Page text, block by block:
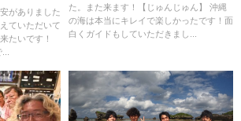
とても楽
いです！
がありました
ていただいて
来たいです！
た。また来ます！【じゅんじゅん】 沖縄
の海は本当にキレイで楽しかったです！面
白くガイドもしていただきまし...